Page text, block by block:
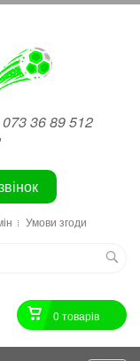
36 89 512
Умови згоди
0 товарiв